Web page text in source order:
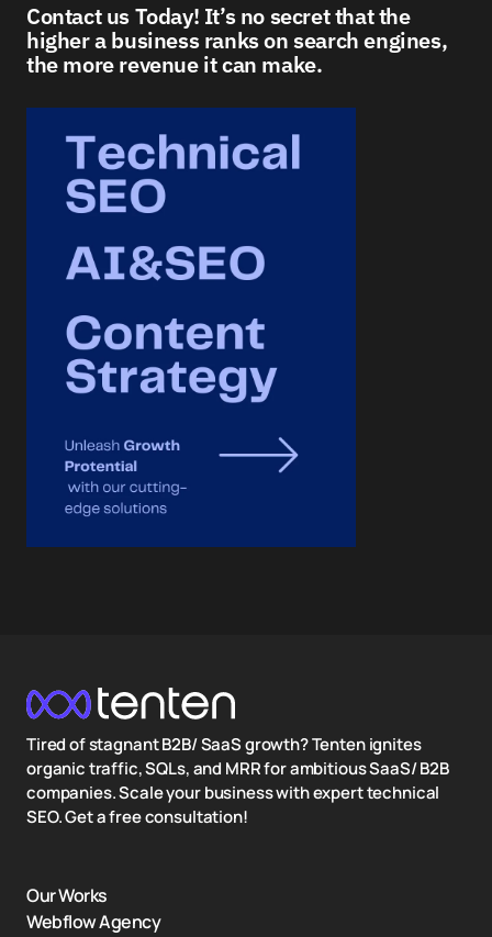
Contact us Today! It’s no secret that the
higher a business ranks on search engines,
the more revenue it can make.
Tired of stagnant B2B/ SaaS growth? Tenten ignites
organic traffic, SQLs, and MRR for ambitious SaaS/ B2B
companies. Scale your business with expert technical
SEO. Get a free consultation!
Our Works
Webflow Agency